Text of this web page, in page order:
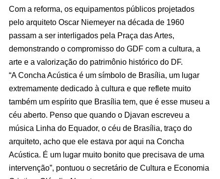
Com a reforma, os equipamentos públicos projetados
pelo arquiteto Oscar Niemeyer na década de 1960
passam a ser interligados pela Praça das Artes,
demonstrando o compromisso do GDF com a cultura, a
arte e a valorização do patrimônio histórico do DF.
“A Concha Acústica é um símbolo de Brasília, um lugar
extremamente dedicado à cultura e que reflete muito
também um espírito que Brasília tem, que é esse museu a
céu aberto. Penso que quando o Djavan escreveu a
música Linha do Equador, o céu de Brasília, traço do
arquiteto, acho que ele estava por aqui na Concha
Acústica. É um lugar muito bonito que precisava de uma
intervenção”, pontuou o secretário de Cultura e Economia